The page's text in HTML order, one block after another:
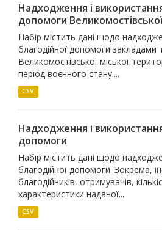
Надходження і
допомоги
Набір містить дані щодо
благодійної допомоги закладами
Великомостівської міської
період воєнного стану....
CSV
Надходження і
допомоги
Набір містить дані щодо
благодійної допомоги. Зокрема,
благодійників, отримувачів,
характеристики наданої...
CSV